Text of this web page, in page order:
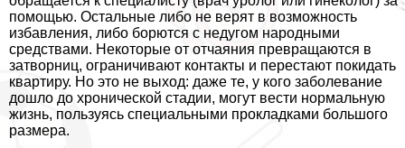
помощью. Остальные либо не верят в возможность
избавления, либо борются с недугом народными
средствами. Некоторые от отчаяния превращаются в
затворниц, ограничивают контакты и перестают покидать
квартиру. Но это не выход: даже те, у кого заболевание
дошло до хронической стадии, могут вести нормальную
жизнь, пользуясь специальными прокладками большого
размера.